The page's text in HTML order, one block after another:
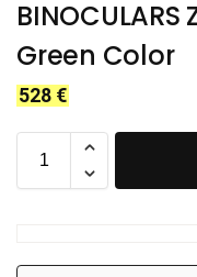
BINOCULARS
Green Color
528 €